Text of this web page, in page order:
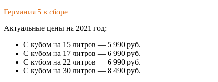
Германия 5 в сборе.
Актуальные цены на 2021 год:
С кубом на 15 литров — 5 990 руб.
С кубом на 17 литров — 6 990 руб.
С кубом на 22 литров — 6 990 руб.
С кубом на 30 литров — 8 490 руб.